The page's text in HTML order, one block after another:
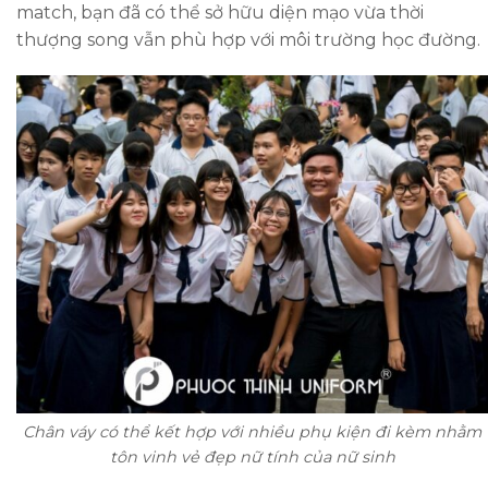
match, bạn đã có thể sở hữu diện mạo vừa thời
thượng song vẫn phù hợp với môi trường học đường.
Chân váy có thể kết hợp với nhiều phụ kiện đi kèm nhằm
tôn vinh vẻ đẹp nữ tính của nữ sinh